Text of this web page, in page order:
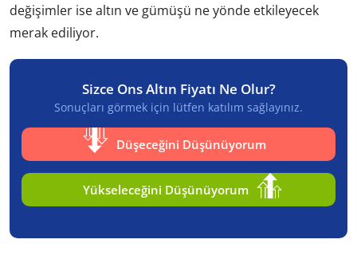
değişimler ise altın ve gümüşü ne yönde etkileyecek
merak ediliyor.
Sizce Ons Altın Fiyatı Ne Olur?
Sonuçları görmek için lütfen katılım sağlayınız.
Düşeceğini Düşünüyorum
Yükseleceğini Düşünüyorum